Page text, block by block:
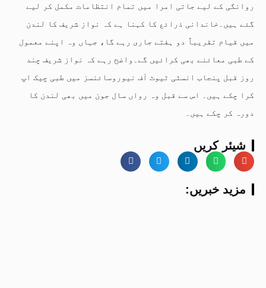
روانگی کے لیے جاتی امرا میں تمام انتظامات مکمل کر لیے
گئے ہیں۔خاندانی ذرائع کا کہنا ہے کہ نواز شریف کا لندن
میں قیام تقریباً دو ہفتے جاری رہے گا، جہاں وہ اپنے معمول
کے طبی معائنے بھی کرائیں گے۔واضح رہے کہ نواز شریف چند
روز قبل پنجاب انسٹی ٹیوٹ آف نیوروسائنسز میں طبی چیک اپ
کرا چکے ہیں۔ اس سے قبل وہ رواں سال جون میں بھی لندن کا
دورہ کر چکے ہیں۔
شیئر کریں
:مزید خبریں